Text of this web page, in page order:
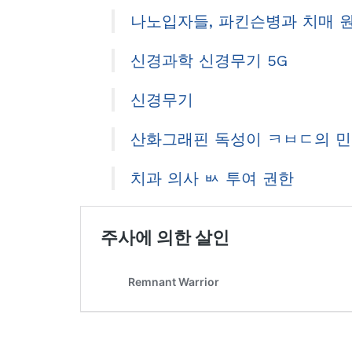
나노입자들, 파킨슨병과 치매
신경과학 신경무기 5G
신경무기
산화그래핀 독성이 ㅋㅂㄷ의
치과 의사 ㅄ 투여 권한